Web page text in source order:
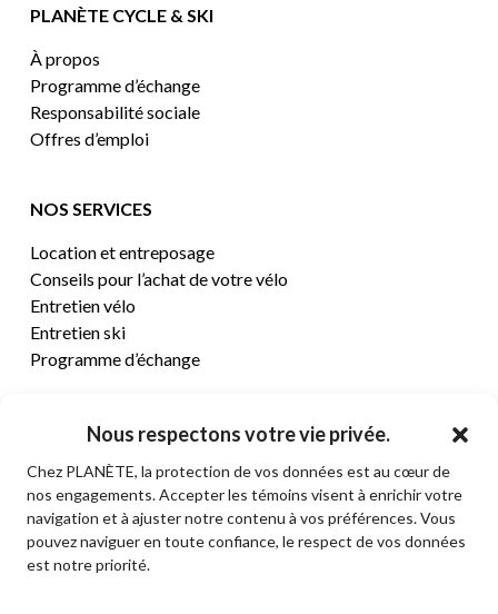
Nous respectons votre vie privée.
Chez PLANÈTE, la protection de vos données est au cœur de
nos engagements. Accepter les témoins visent à enrichir votre
navigation et à ajuster notre contenu à vos préférences. Vous
pouvez naviguer en toute confiance, le respect de vos données
est notre priorité.
PLANÈTE CYCLE & SKI
À propos
Programme d’échange
Responsabilité sociale
Offres d’emploi
NOS SERVICES
Location et entreposage
Conseils pour l’achat de votre vélo
Entretien vélo
Entretien ski
Programme d’échange
CENTRE D’AIDE
Termes et conditions de vente
Retours et remboursements
Politique de confidentialité
Contact